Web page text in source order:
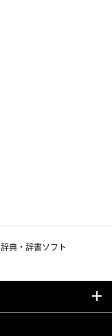
辞典・辞書ソフト